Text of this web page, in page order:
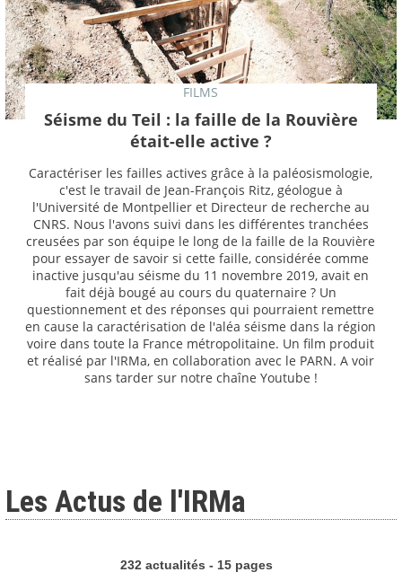
FILMS
Séisme du Teil : la faille de la Rouvière
était-elle active ?
Caractériser les failles actives grâce à la paléosismologie,
c'est le travail de Jean-François Ritz, géologue à
l'Université de Montpellier et Directeur de recherche au
CNRS. Nous l'avons suivi dans les différentes tranchées
creusées par son équipe le long de la faille de la Rouvière
pour essayer de savoir si cette faille, considérée comme
inactive jusqu'au séisme du 11 novembre 2019, avait en
fait déjà bougé au cours du quaternaire ? Un
questionnement et des réponses qui pourraient remettre
en cause la caractérisation de l'aléa séisme dans la région
voire dans toute la France métropolitaine. Un film produit
et réalisé par l'IRMa, en collaboration avec le PARN. A voir
sans tarder sur notre chaîne Youtube !
Les Actus de l'IRMa
232 actualités - 15 pages